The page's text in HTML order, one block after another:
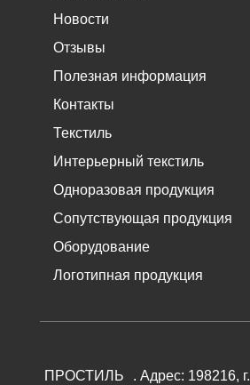
Новости
Отзывы
Полезная информация
Контакты
Текстиль
Интерьерный текстиль
Одноразовая продукция
Сопутствующая продукция
Оборудование
Логотипная продукция
ПРОСТИЛЬ . Адрес: 198216, г.